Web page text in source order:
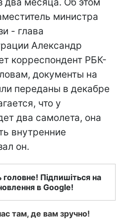
министра
- глава
Александр
корреспондент РБК-
документы на
переданы в декабре
что у
два самолета, она
внутренние
он.
головне! Підпишіться на
в Google!
там, де вам зручно!